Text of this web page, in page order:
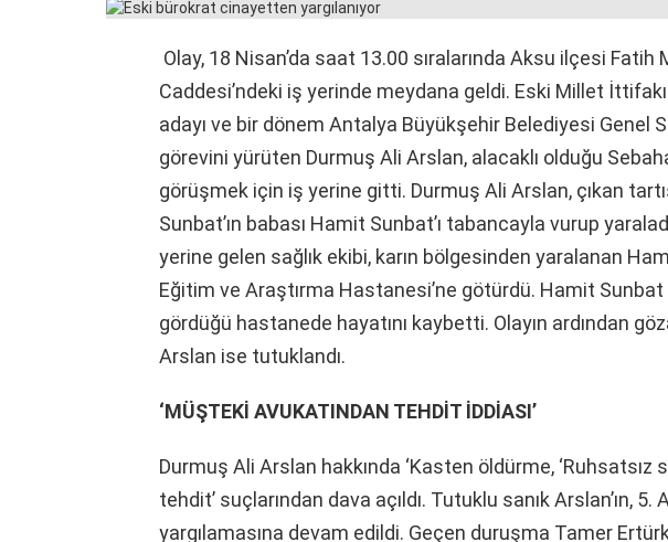
Olay, 18 Nisan’da saat 13.00 sıralarında Aksu ilçesi
Caddesi’ndeki iş yerinde meydana geldi. Eski Millet
adayı ve bir dönem Antalya Büyükşehir Belediyesi Genel
görevini yürüten Durmuş Ali Arslan, alacaklı olduğu
görüşmek için iş yerine gitti. Durmuş Ali Arslan, çıkan
Sunbat’ın babası Hamit Sunbat’ı tabancayla vurup
yerine gelen sağlık ekibi, karın bölgesinden yaralanan
Eğitim ve Araştırma Hastanesi’ne götürdü. Hamit Sunbat
gördüğü hastanede hayatını kaybetti. Olayın ardından
Arslan ise tutuklandı.
‘MÜŞTEKİ AVUKATINDAN TEHDİT İDDİASI’
Durmuş Ali Arslan hakkında ‘Kasten öldürme, ‘Ruhsatsız
tehdit’ suçlarından dava açıldı. Tutuklu sanık Arslan’ın, 5.
yargılamasına devam edildi. Geçen duruşma Tamer